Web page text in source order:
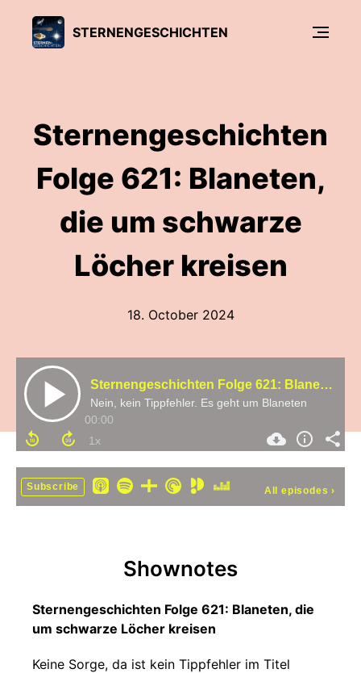
STERNENGESCHICHTEN
Sternengeschichten
Folge 621: Blaneten,
die um schwarze
Löcher kreisen
18. October 2024
Sternengeschichten Folge 621: Blaneten, die um schwarze Löcher kreisen
Nein, kein Tippfehler. Es geht um Blaneten
00:00
Subscribe All episodes ›
Shownotes
Sternengeschichten Folge 621: Blaneten, die
um schwarze Löcher kreisen
Keine Sorge, da ist kein Tippfehler im Titel